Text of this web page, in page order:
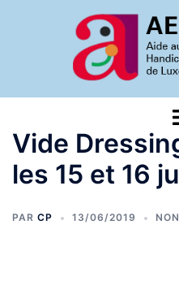
Vide
les 15 et 16
PAR CP 13/06/2019